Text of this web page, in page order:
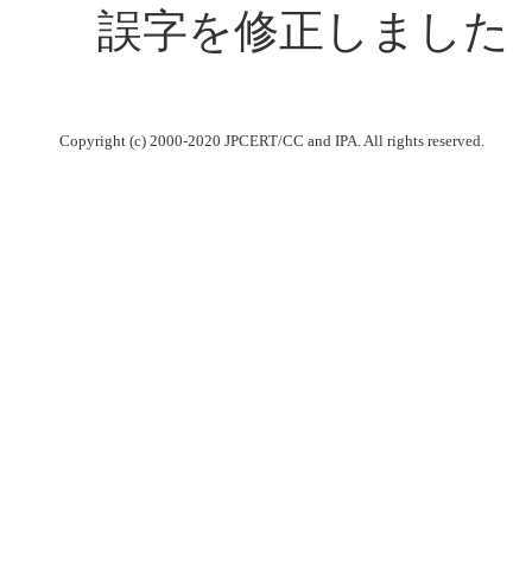
誤字を修正しました
Copyright (c) 2000-2020 JPCERT/CC and IPA. All rights reserved.